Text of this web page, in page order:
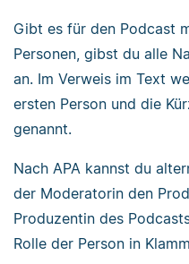
Gibt es für den Podcast
Personen, gibst du alle
an. Im Verweis im Text
ersten Person und die
genannt.
Nach APA kannst du
der Moderatorin den
Produzentin des
Rolle der Person in